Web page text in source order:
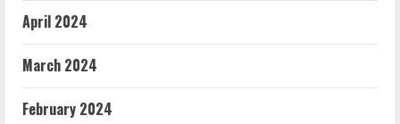
April 2024
March 2024
February 2024